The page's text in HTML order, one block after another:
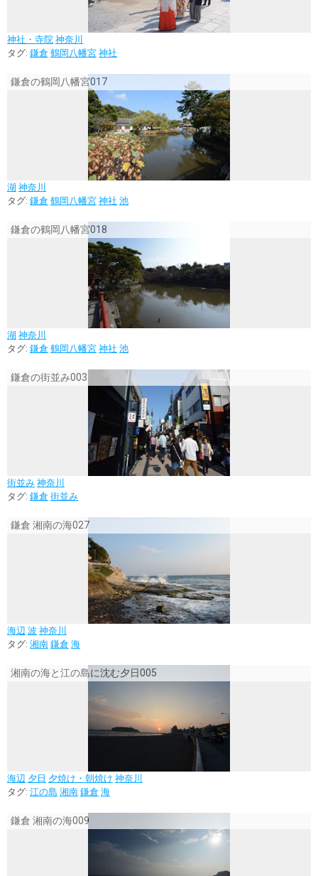
神社・寺院 神奈川
タグ: 鎌倉 鶴岡八幡宮 神社
鎌倉の鶴岡八幡宮017
湖 神奈川
タグ: 鎌倉 鶴岡八幡宮 神社 池
鎌倉の鶴岡八幡宮018
湖 神奈川
タグ: 鎌倉 鶴岡八幡宮 神社 池
鎌倉の街並み003
街並み 神奈川
タグ: 鎌倉 街並み
鎌倉 湘南の海027
海辺 波 神奈川
タグ: 湘南 鎌倉 海
湘南の海と江の島に沈む夕日005
海辺 夕日 夕焼け・朝焼け 神奈川
タグ: 江の島 湘南 鎌倉 海
鎌倉 湘南の海009